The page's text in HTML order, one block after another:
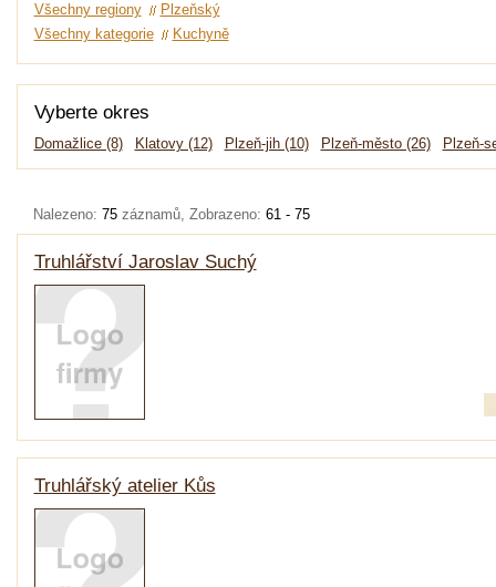
Všechny regiony
Plzeňský
Všechny kategorie
Kuchyně
Vyberte okres
Domažlice (8) Klatovy (12) Plzeň-jih (10) Plzeň-město (26) Plzeň-
Nalezeno: 75 záznamů, Zobrazeno: 61 - 75
Truhlářství Jaroslav Suchý
Truhlářský atelier Kůs